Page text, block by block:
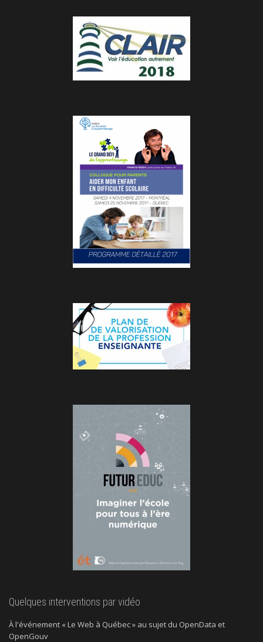
Quelques interventions par vidéo
À l'événement « Le Web à Québec » au sujet du OpenData et
OpenGouv